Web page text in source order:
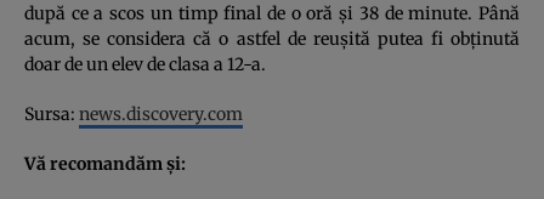
după ce a scos un timp final de o oră şi 38 de minute. Până
acum, se considera că o astfel de reuşită putea fi obţinută
doar de un elev de clasa a 12-a.
Sursa: news.discovery.com
Vă recomandăm şi: